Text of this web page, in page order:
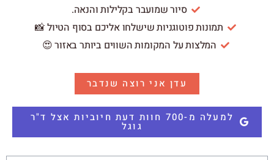
סיור שמועבר בקלילות והנאה.
תמונות פוטוגניות שישלחו אליכם בסוף הטיול 📸
המלצות על המקומות השווים ביותר באזור 😍
עדן אני רוצה שנדבר
למעלה מ-700 חוות דעת חיוביות אצל ד"ר
גוגל